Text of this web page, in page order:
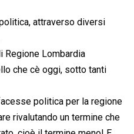
attraverso diversi
Regione Lombardia
che cè oggi, sotto tanti
politica per la regione
rivalutando un termine che